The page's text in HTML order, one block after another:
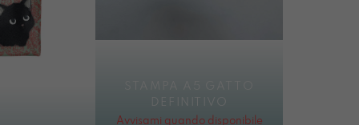
DEFINITIVO
Avvisami quando disponibile